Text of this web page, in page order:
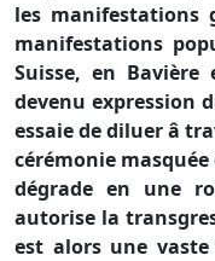
les manifestations
manifestations
Suisse, en
devenu expression
essaie de diluer â
cérémonie
dégrade en une
autorise la
est alors une